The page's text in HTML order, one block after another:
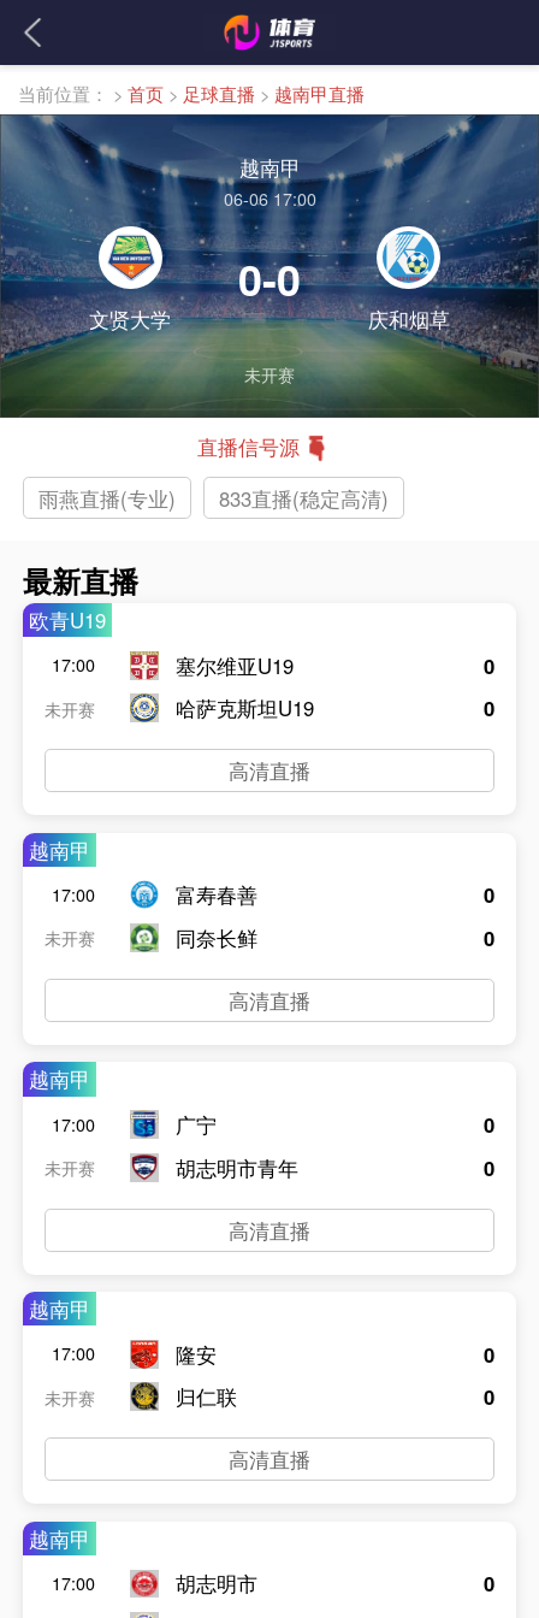
当前位置： > 首页 > 足球直播 > 越南甲直播
越南甲
06-06 17:00
文贤大学
0-0
庆和烟草
未开赛
直播信号源
雨燕直播(专业)
833直播(稳定高清)
最新直播
欧青U19
17:00
未开赛
塞尔维亚U19
哈萨克斯坦U19
0
0
高清直播
越南甲
17:00
未开赛
富寿春善
同奈长鲜
0
0
高清直播
越南甲
17:00
未开赛
广宁
胡志明市青年
0
0
高清直播
越南甲
17:00
未开赛
隆安
归仁联
0
0
高清直播
越南甲
17:00
胡志明市
0